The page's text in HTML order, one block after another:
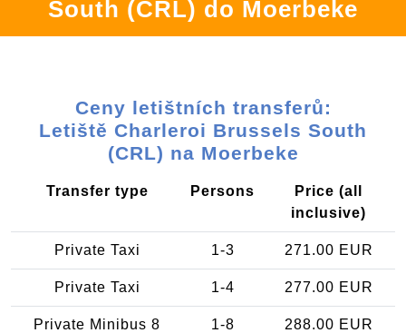
South (CRL) do Moerbeke
Ceny letištních transferů:
Letiště Charleroi Brussels South
(CRL) na Moerbeke
Transfer type Persons
Price (all
inclusive)
Private Taxi 1-3 271.00 EUR
Private Taxi 1-4 277.00 EUR
Private Minibus 8
1-8 288.00 EUR